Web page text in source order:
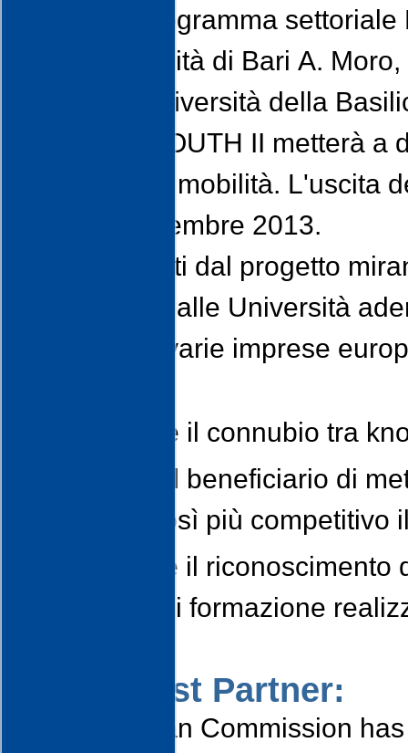
Learning/Programma
con l'Università di Bari A.
Salento, l'Università della
Il progetto SOUTH II metterà
120 borse di mobilità. L'uscita
mese di novembre 2013.
I tirocini offerti dal progetto
provenienti dalle Università
aziendali in varie imprese
incentivare il connubio tra
arricchire il beneficiario di
rendere così più competitivo
permettere il
percorso di formazione
To the host Partner:
The European Commission